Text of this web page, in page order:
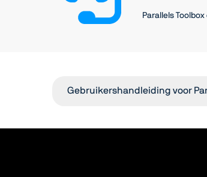
Parallels
Gebruikershandleiding voor